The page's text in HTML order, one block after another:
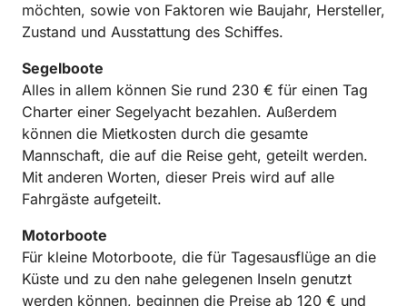
möchten, sowie von Faktoren wie Baujahr, Hersteller,
Zustand und Ausstattung des Schiffes.
Segelboote
Alles in allem können Sie rund 230 € für einen Tag
Charter einer Segelyacht bezahlen. Außerdem
können die Mietkosten durch die gesamte
Mannschaft, die auf die Reise geht, geteilt werden.
Mit anderen Worten, dieser Preis wird auf alle
Fahrgäste aufgeteilt.
Motorboote
Für kleine Motorboote, die für Tagesausflüge an die
Küste und zu den nahe gelegenen Inseln genutzt
werden können, beginnen die Preise ab 120 € und